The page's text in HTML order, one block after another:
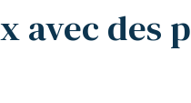
avec des